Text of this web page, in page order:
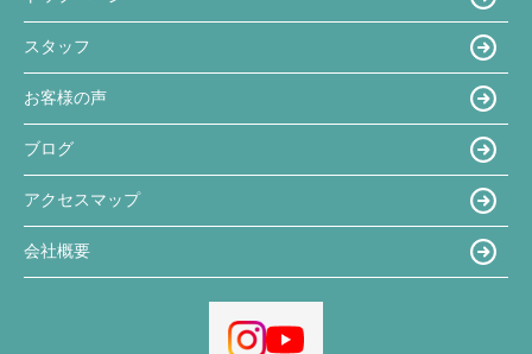
スタッフ
お客様の声
ブログ
アクセスマップ
会社概要